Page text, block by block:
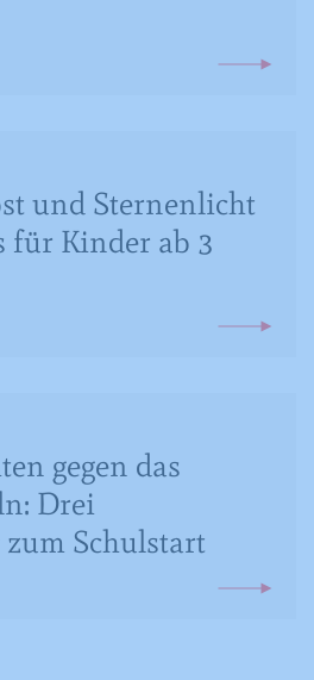
und Sternenlicht
für Kinder ab 3
gegen das
Drei
Schulstart